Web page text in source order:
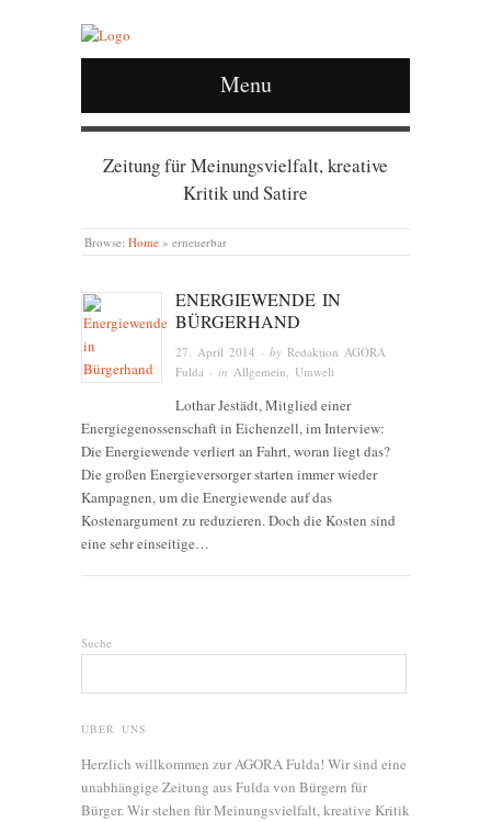
Menu
Zeitung für Meinungsvielfalt, kreative
Kritik und Satire
Browse: Home » erneuerbar
ENERGIEWENDE IN
BÜRGERHAND
27. April 2014 · byRedaktion AGORA
Fulda · inAllgemein,Umwelt
Lothar Jestädt, Mitglied einer
Energiegenossenschaft in Eichenzell, im Interview:
Die Energiewende verliert an Fahrt, woran liegt das?
Die großen Energieversorger starten immer wieder
Kampagnen, um die Energiewende auf das
Kostenargument zu reduzieren. Doch die Kosten sind
eine sehr einseitige…
Suche
ÜBER UNS
Herzlich willkommen zur AGORA Fulda! Wir sind eine
unabhängige Zeitung aus Fulda von Bürgern für
Bürger. Wir stehen für Meinungsvielfalt, kreative Kritik